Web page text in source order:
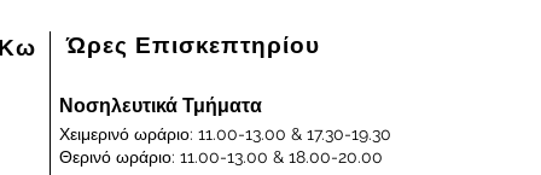
Κω Ώρες Επισκεπτηρίου
Νοσηλευτικά Τμήματα
Χειμερινό ωράριο: 11.00-13.00 & 17.30-19.30
Θερινό ωράριο: 11.00-13.00 & 18.00-20.00